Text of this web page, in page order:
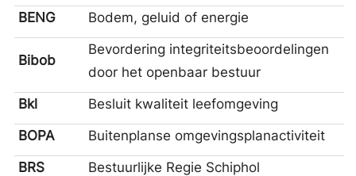
BENG
Bodem, geluid of energie
Bibob
Bevordering integriteitsbeoordelingen
door het openbaar bestuur
Bkl
Besluit kwaliteit leefomgeving
BOPA
Buitenplanse omgevingsplanactiviteit
BRS
Bestuurlijke Regie Schiphol